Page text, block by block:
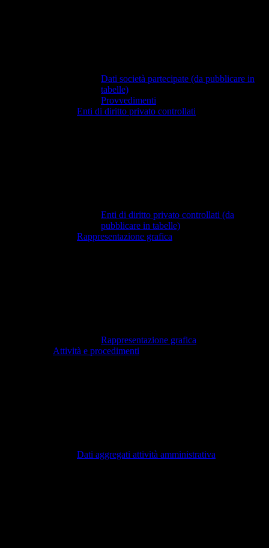
Dati società partecipate (da pubblicare in
tabelle)
Provvedimenti
Enti di diritto privato controllati
Enti di diritto privato controllati (da
pubblicare in tabelle)
Rappresentazione grafica
Rappresentazione grafica
Attività e procedimenti
Dati aggregati attività amministrativa